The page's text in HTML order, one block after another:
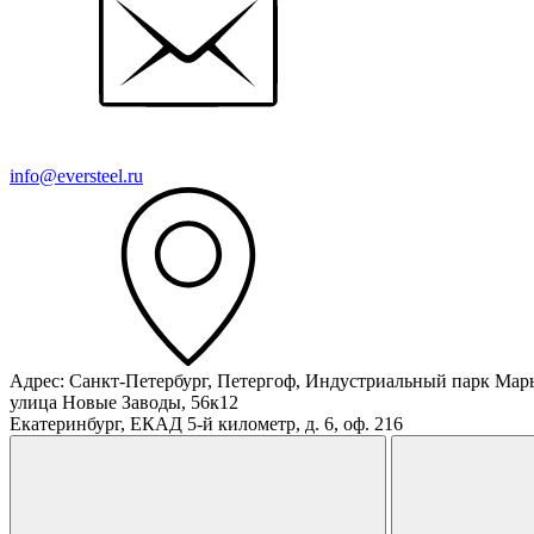
info@eversteel.ru
Адрес: Санкт-Петербург, Петергоф, Индустриальный парк
улица Новые Заводы, 56к12
Екатеринбург, ЕКАД 5-й километр, д. 6, оф. 216